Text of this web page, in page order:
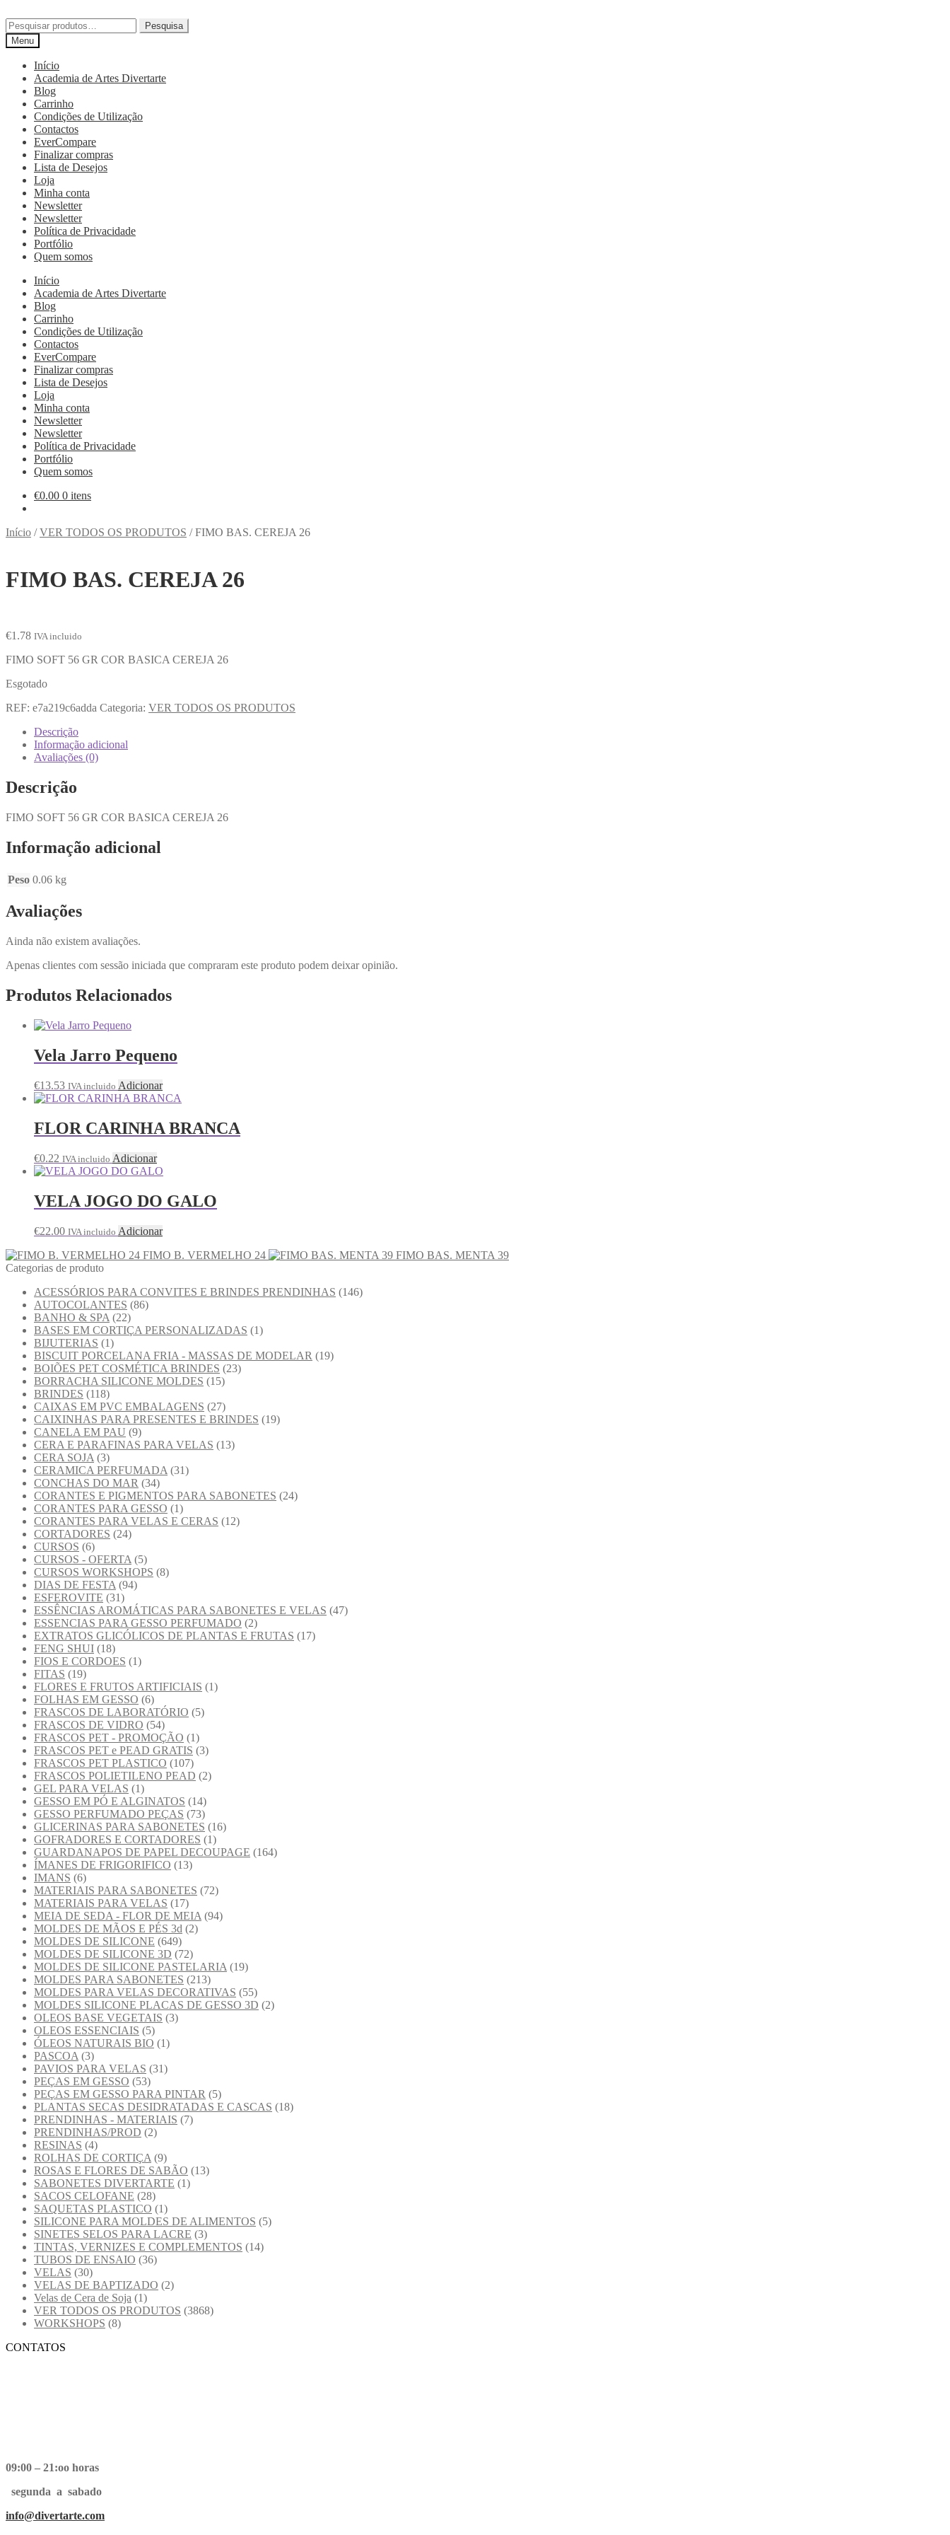
Pesquisa
Menu
Início
Academia de Artes Divertarte
Blog
Carrinho
Condições de Utilização
Contactos
EverCompare
Finalizar compras
Lista de Desejos
Loja
Minha conta
Newsletter
Newsletter
Política de Privacidade
Portfólio
Quem somos
Início
Academia de Artes Divertarte
Blog
Carrinho
Condições de Utilização
Contactos
EverCompare
Finalizar compras
Lista de Desejos
Loja
Minha conta
Newsletter
Newsletter
Política de Privacidade
Portfólio
Quem somos
€0.00 0 itens
Início /VER TODOS OS PRODUTOS /FIMO BAS. CEREJA 26
FIMO BAS. CEREJA 26
€1.78 IVA incluido
FIMO SOFT 56 GR COR BASICA CEREJA 26
Esgotado
REF: e7a219c6adda Categoria: VER TODOS OS PRODUTOS
Descrição
Informação adicional
Avaliações (0)
Descrição
FIMO SOFT 56 GR COR BASICA CEREJA 26
Informação adicional
Peso 0.06 kg
Avaliações
Ainda não existem avaliações.
Apenas clientes com sessão iniciada que compraram este produto podem deixar opinião.
Produtos Relacionados
Vela Jarro Pequeno
€13.53 IVA incluido Adicionar
FLOR CARINHA BRANCA
€0.22 IVA incluido Adicionar
VELA JOGO DO GALO
€22.00 IVA incluido Adicionar
FIMO B. VERMELHO 24
FIMO BAS. MENTA 39
Categorias de produto
ACESSÓRIOS PARA CONVITES E BRINDES PRENDINHAS (146)
AUTOCOLANTES (86)
BANHO & SPA (22)
BASES EM CORTIÇA PERSONALIZADAS (1)
BIJUTERIAS (1)
BISCUIT PORCELANA FRIA - MASSAS DE MODELAR (19)
BOIÕES PET COSMÉTICA BRINDES (23)
BORRACHA SILICONE MOLDES (15)
BRINDES (118)
CAIXAS EM PVC EMBALAGENS (27)
CAIXINHAS PARA PRESENTES E BRINDES (19)
CANELA EM PAU (9)
CERA E PARAFINAS PARA VELAS (13)
CERA SOJA (3)
CERAMICA PERFUMADA (31)
CONCHAS DO MAR (34)
CORANTES E PIGMENTOS PARA SABONETES (24)
CORANTES PARA GESSO (1)
CORANTES PARA VELAS E CERAS (12)
CORTADORES (24)
CURSOS (6)
CURSOS - OFERTA (5)
CURSOS WORKSHOPS (8)
DIAS DE FESTA (94)
ESFEROVITE (31)
ESSÊNCIAS AROMÁTICAS PARA SABONETES E VELAS (47)
ESSENCIAS PARA GESSO PERFUMADO (2)
EXTRATOS GLICÓLICOS DE PLANTAS E FRUTAS (17)
FENG SHUI (18)
FIOS E CORDOES (1)
FITAS (19)
FLORES E FRUTOS ARTIFICIAIS (1)
FOLHAS EM GESSO (6)
FRASCOS DE LABORATÓRIO (5)
FRASCOS DE VIDRO (54)
FRASCOS PET - PROMOÇÃO (1)
FRASCOS PET e PEAD GRATIS (3)
FRASCOS PET PLASTICO (107)
FRASCOS POLIETILENO PEAD (2)
GEL PARA VELAS (1)
GESSO EM PÓ E ALGINATOS (14)
GESSO PERFUMADO PEÇAS (73)
GLICERINAS PARA SABONETES (16)
GOFRADORES E CORTADORES (1)
GUARDANAPOS DE PAPEL DECOUPAGE (164)
ÍMANES DE FRIGORIFICO (13)
IMANS (6)
MATERIAIS PARA SABONETES (72)
MATERIAIS PARA VELAS (17)
MEIA DE SEDA - FLOR DE MEIA (94)
MOLDES DE MÃOS E PÉS 3d (2)
MOLDES DE SILICONE (649)
MOLDES DE SILICONE 3D (72)
MOLDES DE SILICONE PASTELARIA (19)
MOLDES PARA SABONETES (213)
MOLDES PARA VELAS DECORATIVAS (55)
MOLDES SILICONE PLACAS DE GESSO 3D (2)
OLEOS BASE VEGETAIS (3)
OLEOS ESSENCIAIS (5)
ÓLEOS NATURAIS BIO (1)
PASCOA (3)
PAVIOS PARA VELAS (31)
PEÇAS EM GESSO (53)
PEÇAS EM GESSO PARA PINTAR (5)
PLANTAS SECAS DESIDRATADAS E CASCAS (18)
PRENDINHAS - MATERIAIS (7)
PRENDINHAS/PROD (2)
RESINAS (4)
ROLHAS DE CORTIÇA (9)
ROSAS E FLORES DE SABÃO (13)
SABONETES DIVERTARTE (1)
SACOS CELOFANE (28)
SAQUETAS PLASTICO (1)
SILICONE PARA MOLDES DE ALIMENTOS (5)
SINETES SELOS PARA LACRE (3)
TINTAS, VERNIZES E COMPLEMENTOS (14)
TUBOS DE ENSAIO (36)
VELAS (30)
VELAS DE BAPTIZADO (2)
Velas de Cera de Soja (1)
VER TODOS OS PRODUTOS (3868)
WORKSHOPS (8)
CONTATOS
09:00 – 21:oo horas
segunda a sabado
info@divertarte.com